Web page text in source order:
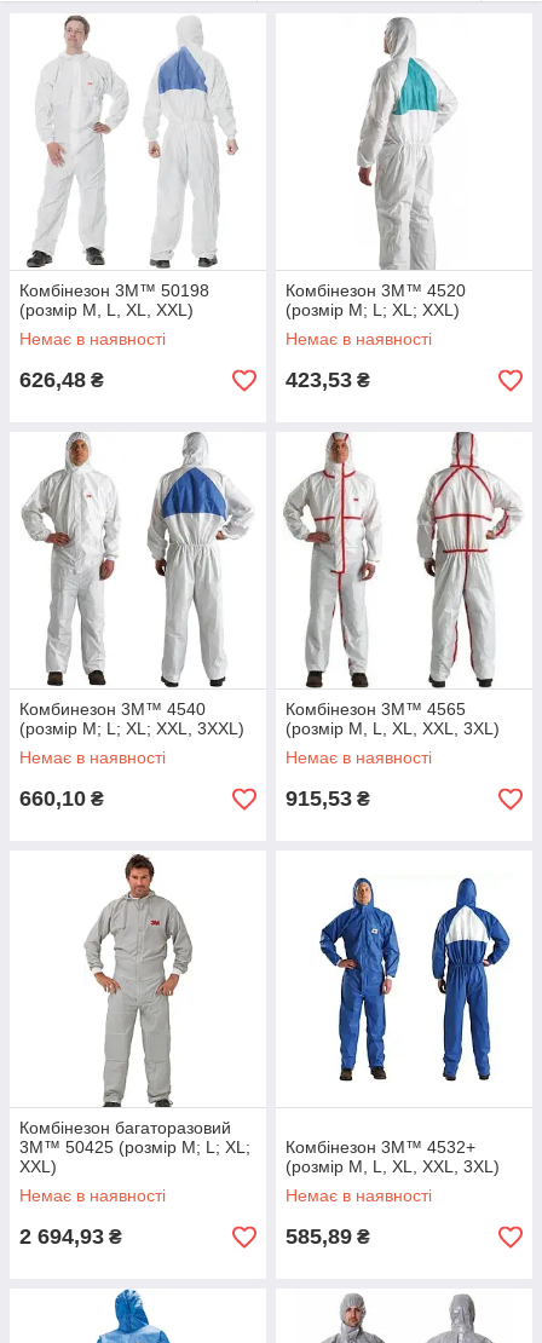
Комбінезон 3М™ 50198
(розмір M, L, XL, XXL)
Немає в наявності
626,48 ₴
Комбінезон 3M™ 4520
(розмір M; L; XL; XXL)
Немає в наявності
423,53 ₴
Комбинезон 3M™ 4540
(розмір M; L; XL; XXL, 3XXL)
Немає в наявності
660,10 ₴
Комбінезон 3M™ 4565
(розмір M, L, XL, XXL, 3XL)
Немає в наявності
915,53 ₴
Комбінезон багаторазовий
3M™ 50425 (розмір M; L; XL;
XXL)
Немає в наявності
2 694,93 ₴
Комбінезон 3M™ 4532+
(розмір M, L, XL, XXL, 3XL)
Немає в наявності
585,89 ₴